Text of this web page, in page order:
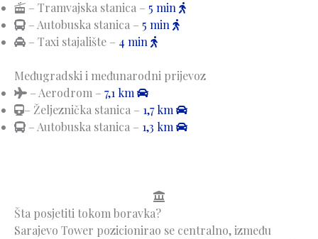
– Tramvajska stanica – 5 min
– Autobuska stanica – 5 min
– Taxi stajalište – 4 min
Međugradski i međunarodni prijevoz
– Aerodrom – 7,1 km
– Željeznička stanica – 1,7 km
– Autobuska stanica – 1,3 km
Šta posjetiti tokom boravka?
Sarajevo Tower pozicionirao se centralno, između